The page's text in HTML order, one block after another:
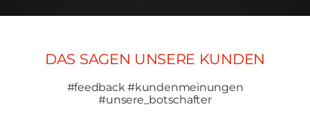
DAS SAGEN UNSERE KUNDEN
#feedback #kundenmeinungen
#unsere_botschafter